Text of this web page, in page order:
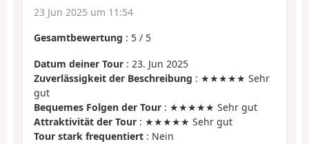
23 Jun 2025 um 11:54
Gesamtbewertung : 5 / 5
Datum deiner Tour : 23. Jun 2025
Zuverlässigkeit der Beschreibung : ★★★★★ Sehr
gut
Bequemes Folgen der Tour : ★★★★★ Sehr gut
Attraktivität der Tour : ★★★★★ Sehr gut
Tour stark frequentiert : Nein